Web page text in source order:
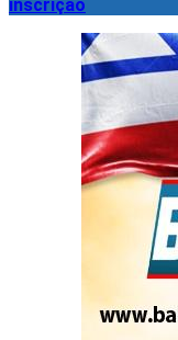
inscrição